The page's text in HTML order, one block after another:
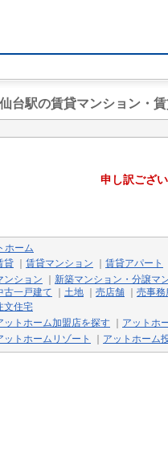
台駅の賃貸マンション・
申し訳ござ
ホーム
貸 賃貸マンション 賃貸アパート
ンション 新築マンション・分譲マ
古一戸建て
土地 売店舗 売事務
文住宅
ットホーム加盟店を探す アットホ
ットホームリゾート アットホーム